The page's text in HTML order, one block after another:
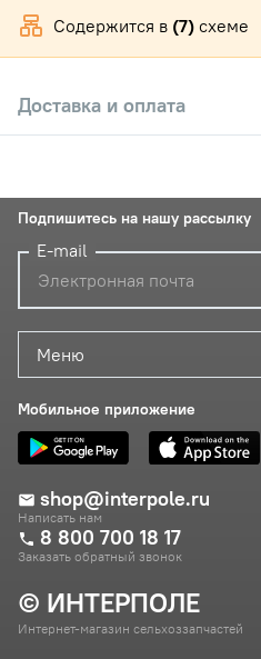
Содержится в (7) схеме
Доставка и оплата
© ИНТЕРПОЛЕ
Интернет-магазин сельхоззапчастей
Меню
Мобильное приложение
shop@interpole.ru
Написать нам
8 800 700 18 17
Заказать обратный звонок
Подпишитесь на нашу рассылку
E-mail